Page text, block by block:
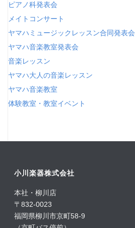
ピアノ科発表会
メイトコンサート
ヤマハミュージックレッスン合同発表会
ヤマハ音楽教室発表会
音楽レッスン
ヤマハ大人の音楽レッスン
ヤマハ音楽教室
体験教室・教室イベント
小川楽器株式会社
本社・柳川店
〒832-0023
福岡県柳川市京町58-9